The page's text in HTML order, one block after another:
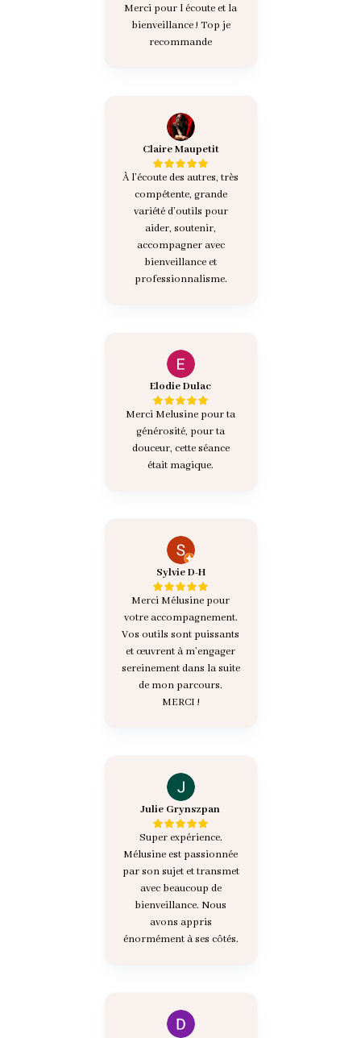
Merci pour l écoute et la
bienveillance ! Top je
recommande
Claire Maupetit
À l’écoute des autres, très
compétente, grande
variété d’outils pour
aider, soutenir,
accompagner avec
bienveillance et
professionnalisme.
Elodie Dulac
Merci Melusine pour ta
générosité, pour ta
douceur, cette séance
était magique.
Sylvie D-H
Merci Mélusine pour
votre accompagnement.
Vos outils sont puissants
et œuvrent à m’engager
sereinement dans la suite
de mon parcours.
MERCI !
Julie Grynszpan
Super expérience.
Mélusine est passionnée
par son sujet et transmet
avec beaucoup de
bienveillance. Nous
avons appris
énormément à ses côtés.